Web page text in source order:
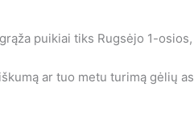
puikiai tiks Rugsėjo 1-
ar tuo metu turimą gėlių